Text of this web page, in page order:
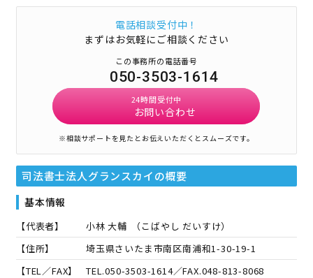
電話相談受付中！
まずはお気軽にご相談ください
この事務所の電話番号
050-3503-1614
24時間受付中
お問い合わせ
※相談サポートを見たとお伝えいただくとスムーズです。
司法書士法人グランスカイの概要
基本情報
【代表者】 小林 大輔 （こばやし だいすけ）
【住所】
埼玉県さいたま市南区南浦和1-30-19-1
【TEL／FAX】
TEL.050-3503-1614／FAX.048-813-8068